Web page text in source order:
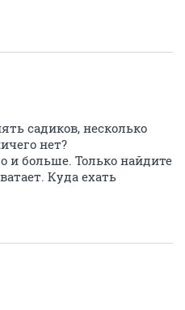
садиков, несколько
нет?
и больше. Только найдите
Куда ехать